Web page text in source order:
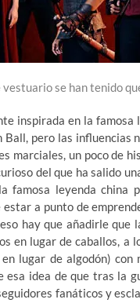
se han tenido
inspirada en la famosa
pero las influencias
marciales, un poco de
del que ha salido
famosa leyenda
a punto de
hay que añadirle
en lugar de caballos, a
lugar de algodón)
idea de que tras la
fanáticos y